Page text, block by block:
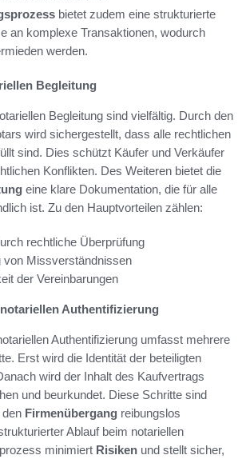
bietet zudem eine strukturierte
an komplexe Transaktionen, wodurch
werden.
Begleitung
Begleitung sind vielfältig. Durch den
wird sichergestellt, dass alle rechtlichen
sind. Dies schützt Käufer und Verkäufer
Konflikten. Des Weiteren bietet die
eine klare Dokumentation, die für alle
ist. Zu den Hauptvorteilen zählen:
rechtliche Überprüfung
von Missverständnissen
der Vereinbarungen
Authentifizierung
Authentifizierung umfasst mehrere
Erst wird die Identität der beteiligten
wird der Inhalt des Kaufvertrags
und beurkundet. Diese Schritte sind
Firmenübergang reibungslos
Ablauf beim notariellen
minimiert Risiken und stellt sicher,